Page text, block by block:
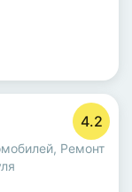
4.2
, Ремонт